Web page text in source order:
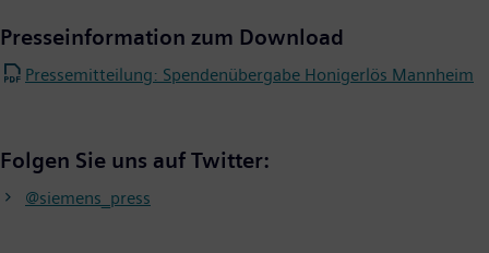
Presseinformation zum Download
Pressemitteilung: Spendenübergabe Honigerlös Mannheim
Folgen Sie uns auf Twitter:
@siemens_press